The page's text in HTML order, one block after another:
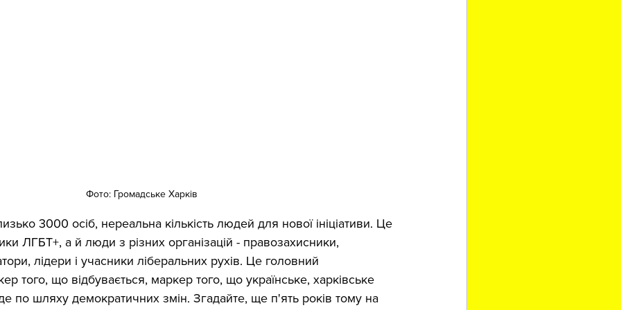
Фото: Громадське Харків
3000 осіб, нереальна кількість людей для нової ініціативи. Це
ЛГБТ+, а й люди з різних організацій - правозахисники,
лідери і учасники ліберальних рухів. Це головний
того, що відбувається, маркер того, що українське, харківське
по шляху демократичних змін. Згадайте, ще п'ять років тому на